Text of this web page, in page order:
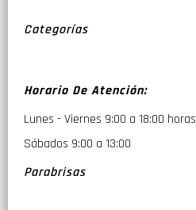
Categorías
Horario De Atención:
Lunes - Viernes 9:00 a 18:00 horas
Sábados 9:00 a 13:00
Parabrisas